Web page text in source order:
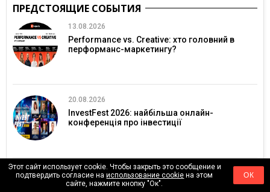
ПРЕДСТОЯЩИЕ СОБЫТИЯ
13.08.2026
Performance vs. Creative: хто головний в
перформанс-маркетингу?
20.08.2026
InvestFest 2026: найбільша онлайн-
конференція про інвестиції
28.08.2026
Lviv Invest Forum
Этот сайт использует cookie. Чтобы закрыть это сообщение и
подтвердить согласие наиспользование cookie на этом
сайте, нажмите кнопку "Ок".
ОК